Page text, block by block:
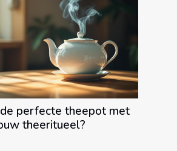
perfecte theepot met
theeritueel?